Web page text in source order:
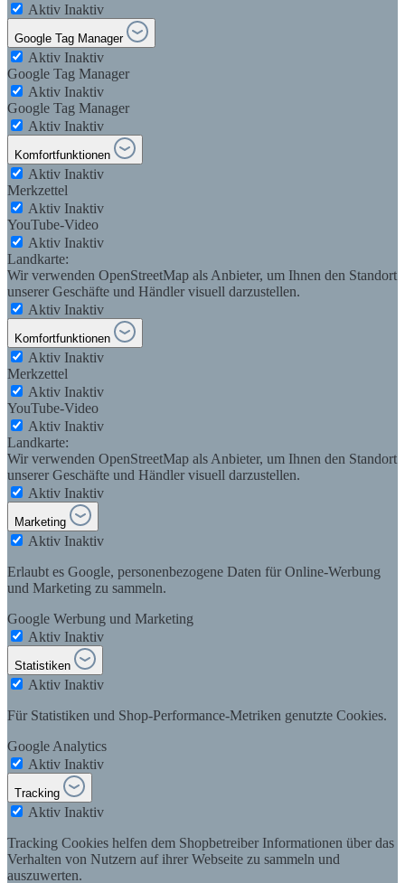
Aktiv Inaktiv
Google Tag Manager
Aktiv Inaktiv
Google Tag Manager
Aktiv Inaktiv
Google Tag Manager
Aktiv Inaktiv
Komfortfunktionen
Aktiv Inaktiv
Merkzettel
Aktiv Inaktiv
YouTube-Video
Aktiv Inaktiv
Landkarte:
Wir verwenden OpenStreetMap als Anbieter, um Ihnen den Standort
unserer Geschäfte und Händler visuell darzustellen.
Aktiv Inaktiv
Komfortfunktionen
Aktiv Inaktiv
Merkzettel
Aktiv Inaktiv
YouTube-Video
Aktiv Inaktiv
Landkarte:
Wir verwenden OpenStreetMap als Anbieter, um Ihnen den Standort
unserer Geschäfte und Händler visuell darzustellen.
Aktiv Inaktiv
Marketing
Aktiv Inaktiv
Erlaubt es Google, personenbezogene Daten für Online-Werbung
und Marketing zu sammeln.
Google Werbung und Marketing
Aktiv Inaktiv
Statistiken
Aktiv Inaktiv
Für Statistiken und Shop-Performance-Metriken genutzte Cookies.
Google Analytics
Aktiv Inaktiv
Tracking
Aktiv Inaktiv
Tracking Cookies helfen dem Shopbetreiber Informationen über das
Verhalten von Nutzern auf ihrer Webseite zu sammeln und
auszuwerten.